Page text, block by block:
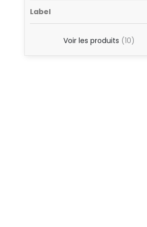
Label
Voir les produits 10